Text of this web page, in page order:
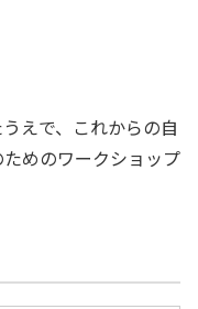
えで、これからの自
めのワークショップ